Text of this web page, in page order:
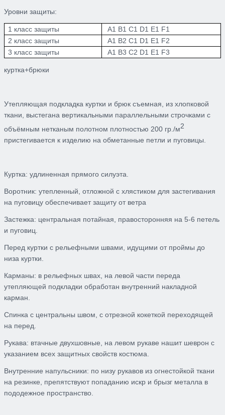
Уровни защиты:
1 класс защиты
A1 B1 C1 D1 E1 F1
2 класс защиты
A1 B2 C1 D1 E1 F2
3 класс защиты
A1 B3 C2 D1 E1 F3
куртка+брюки
Утепляющая подкладка куртки и брюк съемная, из хлопковой
ткани, выстегана вертикальными параллельными строчками с
объёмным нетканым полотном плотностью 200 гр./м2
пристегивается к изделию на обметанные петли и пуговицы.
Куртка: удлиненная прямого силуэта.
Воротник: утепленный отложной с хлястиком для застегивания
на пуговицу обеспечивает защиту от ветра
Застежка: центральная потайная , правосторонняя на 5-6 петель
и пуговиц.
Перед куртки с рельефными швами, идущими от проймы до
низа куртки.
Карманы: в рельефных швах на левой части переда
утепляющей подкладки обработан внутренний накладной
карман.
Спинка с центральны швом, с отрезной кокеткой переходящей
на перед
Рукава: втачные двухшовные , на левом рукаве нашит шеврон с
указанием всех защитных свойств костюма
Внутренние напульсники: по низу рукавов из огнестойкой ткани
на резинке, препятствуют попаданию искр и брызг металла в
пододежное пространство.